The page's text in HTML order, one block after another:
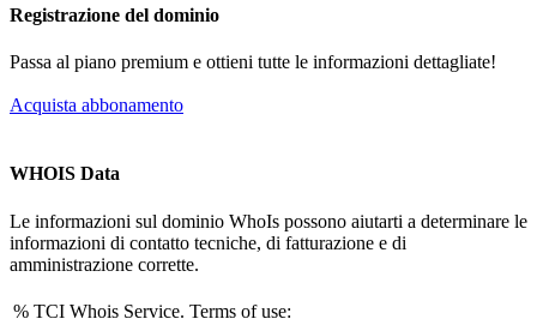
Registrazione del dominio
Passa al piano premium e ottieni tutte le informazioni dettagliate!
Acquista abbonamento
WHOIS Data
Le informazioni sul dominio WhoIs possono aiutarti a determinare le
informazioni di contatto tecniche, di fatturazione e di
amministrazione corrette.
% TCI Whois Service. Terms of use: